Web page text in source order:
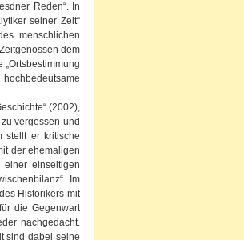
Reden“. In
seiner Zeit“
menschlichen
dem
hochbedeutsame
(2002),
vergessen und
stellt er kritische
der ehemaligen
einseitigen
Im
Historikers mit
die Gegenwart
nachgedacht.
sind dabei seine